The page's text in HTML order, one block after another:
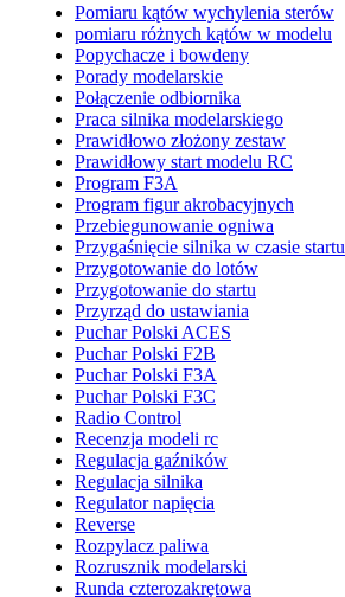
Pomiaru kątów wychylenia sterów
pomiaru różnych kątów w modelu
Popychacze i bowdeny
Porady modelarskie
Połączenie odbiornika
Praca silnika modelarskiego
Prawidłowo złożony zestaw
Prawidłowy start modelu RC
Program F3A
Program figur akrobacyjnych
Przebiegunowanie ogniwa
Przygaśnięcie silnika w czasie startu
Przygotowanie do lotów
Przygotowanie do startu
Przyrząd do ustawiania
Puchar Polski ACES
Puchar Polski F2B
Puchar Polski F3A
Puchar Polski F3C
Radio Control
Recenzja modeli rc
Regulacja gaźników
Regulacja silnika
Regulator napięcia
Reverse
Rozpylacz paliwa
Rozrusznik modelarski
Runda czterozakrętowa